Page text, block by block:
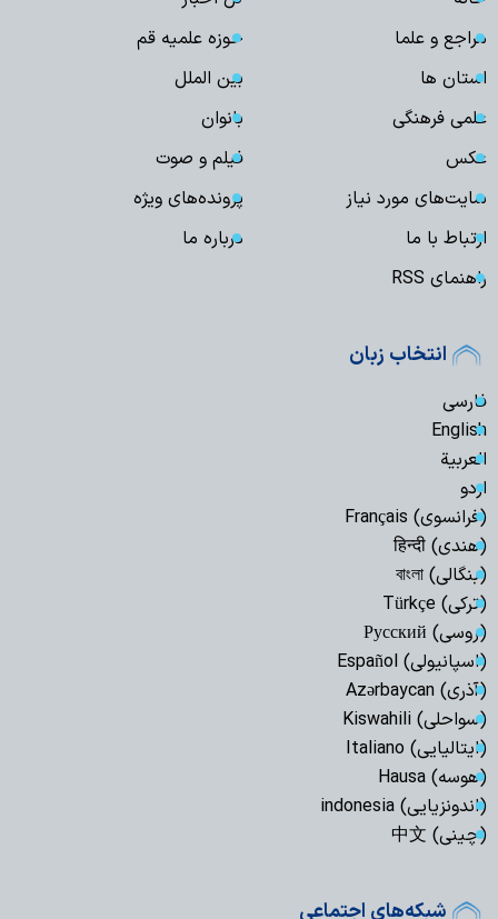
مراجع و علما
حوزه علمیه قم
استان ها
بین الملل
علمی فرهنگی
بانوان
عکس
فیلم و صوت
سایت‌های مورد نیاز
پرونده‌های ویژه
ارتباط با ما
درباره ما
راهنمای RSS
انتخاب زبان
فارسی
English
العربیة
اردو
(فرانسوی) Français
(هندی) हिन्दी
(بنگالی) বাংলা
(ترکی) Türkçe
(روسی) Русский
(اسپانیولی) Español
(آذری) Azərbaycan
(سواحلی) Kiswahili
(ایتالیایی) Italiano
(هوسه) Hausa
(اندونزیایی) indonesia
(چینی) 中文
شبکه‌های اجتماعی